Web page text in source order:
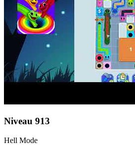
Niveau 913
Hell Mode